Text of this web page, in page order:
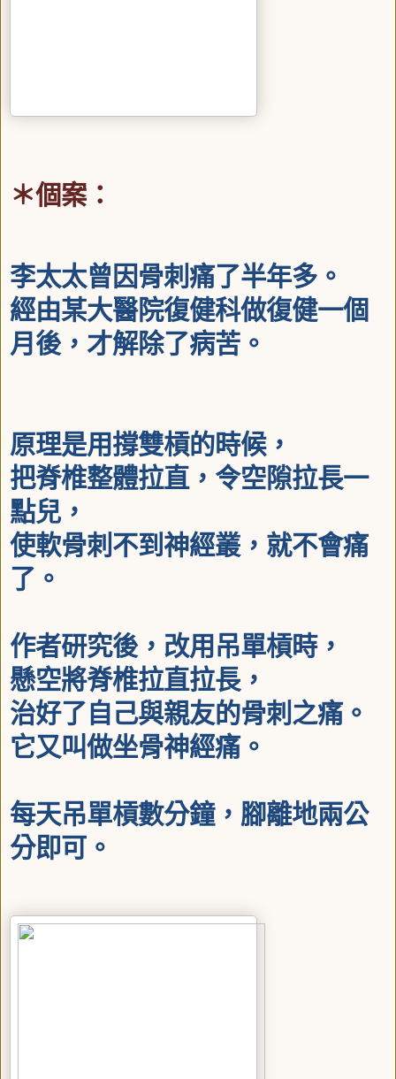
＊個案：
李太太曾因骨刺痛了半年多。
經由某大醫院復健科做復健一個
月後， 才解除了病苦。
原理是用撐雙槓的時候，
把脊椎整體拉直，令空隙拉長一
點兒，
使軟骨刺不到神經叢，就不會痛
了。
作者研究後，改用吊單槓時，
懸空將脊椎拉直拉長，
治好了自己與親友的骨刺之痛。
它又叫做坐骨神經痛。
每天吊單槓數分鐘，腳離地兩公
分即可。